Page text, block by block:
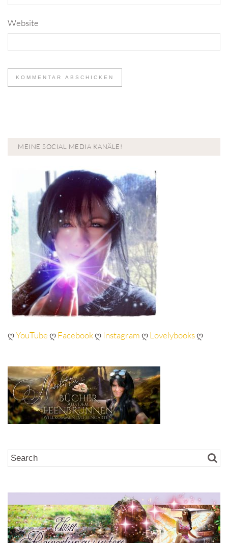
Website
MEINE SOCIAL MEDIA KANÄLE!
ღYouTubeღFacebookღ InstagramღLovelybooksღ